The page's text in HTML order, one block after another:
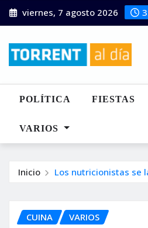
Saltar
al
viernes, 7 agosto 2026
POLÍTICA FIESTAS
VARIOS
Inicio Los nutricionistas se
CUINA VARIOS